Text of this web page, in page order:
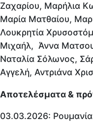
Ζαχαρίου, Μαρήλια
Μαρία Ματθαίου,
Λουκρητία
Μιχαήλ, Άννα
Ναταλία Σόλωνος,
Αγγελή, Αντριάνα
Αποτελέσματα &
03.03.2026: